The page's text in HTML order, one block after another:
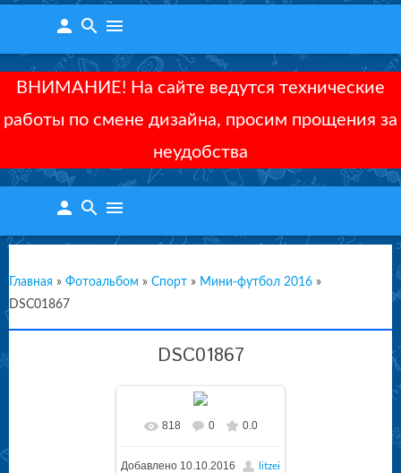
person search menu
ВНИМАНИЕ! На сайте ведутся технические
работы по смене дизайна, просим прощения за
неудобства
person search menu
Главная » Фотоальбом » Спорт » Мини-футбол 2016 »
DSC01867
DSC01867
818 0 0.0
Добавлено 10.10.2016 litzei